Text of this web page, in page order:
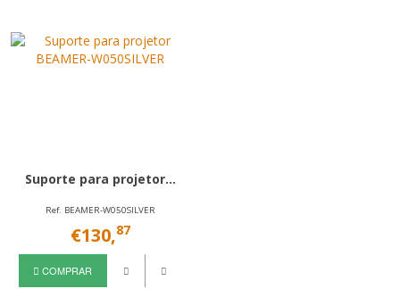
Suporte para projetor...
Ref. BEAMER-W050SILVER
€130,87
COMPRAR